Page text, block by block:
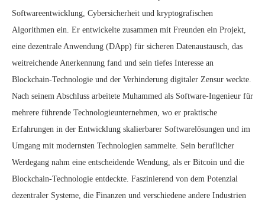
Softwareentwicklung, Cybersicherheit und kryptografischen
Algorithmen ein. Er entwickelte zusammen mit Freunden ein Projekt,
eine dezentrale Anwendung (DApp) für sicheren Datenaustausch, das
weitreichende Anerkennung fand und sein tiefes Interesse an
Blockchain-Technologie und der Verhinderung digitaler Zensur weckte.
Nach seinem Abschluss arbeitete Muhammed als Software-Ingenieur für
mehrere führende Technologieunternehmen, wo er praktische
Erfahrungen in der Entwicklung skalierbarer Softwarelösungen und im
Umgang mit modernsten Technologien sammelte. Sein beruflicher
Werdegang nahm eine entscheidende Wendung, als er Bitcoin und die
Blockchain-Technologie entdeckte. Faszinierend von dem Potenzial
dezentraler Systeme, die Finanzen und verschiedene andere Industrien